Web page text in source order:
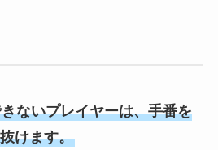
ないプレイヤーは、手番を
けます。